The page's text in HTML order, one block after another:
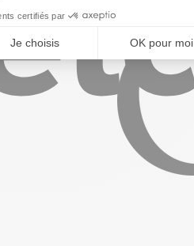
certifiés par
Je choisis OK pour moi